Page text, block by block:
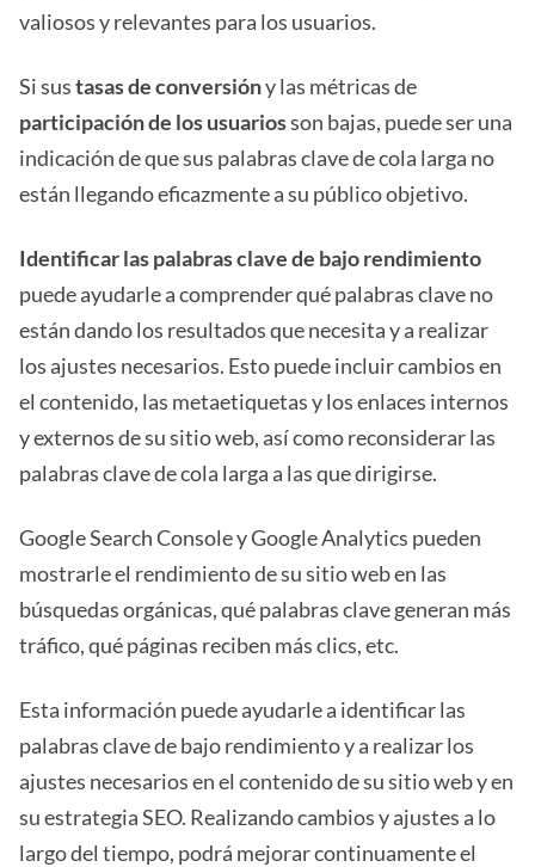
valiosos y relevantes para los usuarios.
Si sustasas de conversióny las métricas de
participación de los usuariosson bajas, puede ser una
indicación de que sus palabras clave de cola larga no
están llegando eficazmente a su público objetivo.
Identificar las palabras clave de bajo rendimiento
puede ayudarle a comprender qué palabras clave no
están dando los resultados que necesita y a realizar
los ajustes necesarios. Esto puede incluir cambios en
el contenido, las metaetiquetas y los enlaces internos
y externos de su sitio web, así como reconsiderar las
palabras clave de cola larga a las que dirigirse.
Google Search Console y Google Analytics pueden
mostrarle el rendimiento de su sitio web en las
búsquedas orgánicas, qué palabras clave generan más
tráfico, qué páginas reciben más clics, etc.
Esta información puede ayudarle a identificar las
palabras clave de bajo rendimiento y a realizar los
ajustes necesarios en el contenido de su sitio web y en
su estrategia SEO. Realizando cambios y ajustes a lo
largo del tiempo, podrá mejorar continuamente el